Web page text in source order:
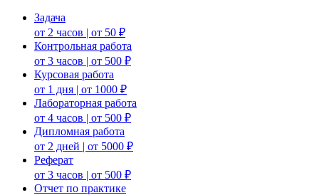
Задача
от 2 часов | от 50 ₽
Контрольная работа
от 3 часов | от 500 ₽
Курсовая работа
от 1 дня | от 1000 ₽
Лабораторная работа
от 4 часов | от 500 ₽
Дипломная работа
от 2 дней | от 5000 ₽
Реферат
от 3 часов | от 500 ₽
Отчет по практике